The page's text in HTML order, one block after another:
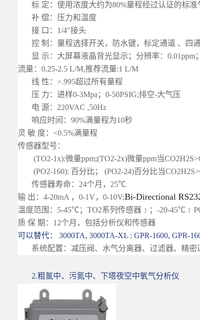
标 定：使用浓度大约为80%量程经过认证的标准
补 偿：压力和温度
接 口：1/4"接头
控 制：量程选择开关，防水键，标定通道 、四
显 示：大屏幕液晶背光显示；分辨率：0.01ppm；
流量：0.25-2.5 L/M,推荐流量:1 L/M
线 性：>.995超过所有量程
压 力：进样0-3Mpa；0-50PSIG;排空-大气压
电 源：220VAC ,50Hz
响应时间：90%满量程为10秒
灵 敏 度：<0.5%满量程
传感器型号：
(TO2-1x):微量ppm;(TO2-2x)微量ppm当
(PO2-160): 百分比； (PO2-24)百分比当
传感器寿命：24个月，25℃
输 出：4-20mA ，0-1V，0-10V;Bi-Directional
温度范围：5-45℃；TO2系列传感器﹞；-20-
质 保 期：12个月，包括分析仪和传感器
可以替代： 3000TA, 3000TA-XL : GPR-1600, GPR-
系统配置：减压阀、水气分离器、过滤器、精
2.粗氩中、污氮中、下塔夜空中氧气分析仪